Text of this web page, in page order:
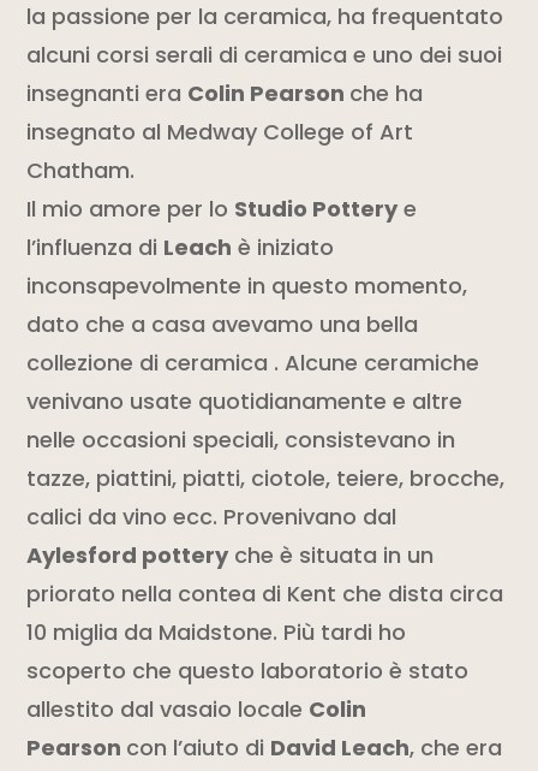
la passione per la ceramica, ha frequentato
alcuni corsi serali di ceramica e uno dei suoi
insegnanti era Colin Pearson che ha
insegnato al Medway College of Art
Chatham.
Il mio amore per lo Studio Pottery e
l’influenza di Leach è iniziato
inconsapevolmente in questo momento,
dato che a casa avevamo una bella
collezione di ceramica . Alcune ceramiche
venivano usate quotidianamente e altre
nelle occasioni speciali, consistevano in
tazze, piattini, piatti, ciotole, teiere, brocche,
calici da vino ecc. Provenivano dal
Aylesford pottery che è situata in un
priorato nella contea di Kent che dista circa
10 miglia da Maidstone. Più tardi ho
scoperto che questo laboratorio è stato
allestito dal vasaio locale Colin
Pearson con l’aiuto di David Leach, che era